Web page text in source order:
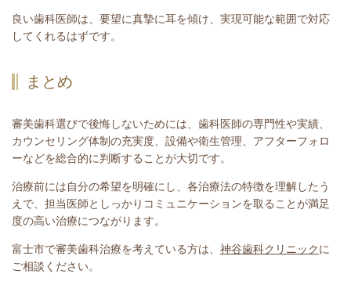
良い歯科医師は、要望に真摯に耳を傾け、実現可能な範囲で対応
してくれるはずです。
まとめ
審美歯科選びで後悔しないためには、歯科医師の専門性や実績、
カウンセリング体制の充実度、設備や衛生管理、アフターフォロ
ーなどを総合的に判断することが大切です。
治療前には自分の希望を明確にし、各治療法の特徴を理解したう
えで、担当医師としっかりコミュニケーションを取ることが満足
度の高い治療につながります。
富士市で審美歯科治療を考えている方は、 神谷歯科クリニックに
ご相談ください。